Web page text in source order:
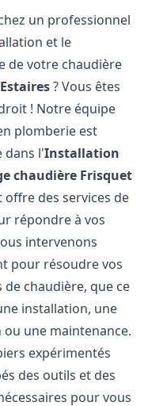
un professionnel
et le
de votre chaudière
Estaires? Vous êtes
! Notre équipe
plomberie est
dans l'Installation
chaudière Frisquet
offre des services de
répondre à vos
intervenons
pour résoudre vos
de chaudière, que ce
installation, une
une maintenance.
expérimentés
des outils et des
pour vous